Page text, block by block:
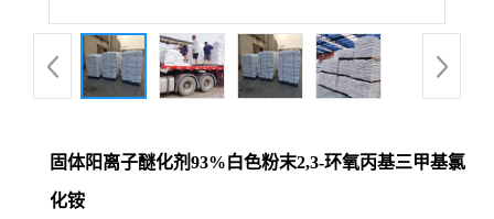
固体阳离子醚化剂93%白色粉末2,3-环氧丙基三甲基氯
化铵